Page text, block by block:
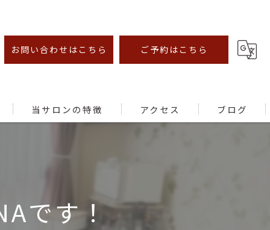
お問い合わせはこちら ご予約はこちら
当サロンの特徴
むくみ
アクセス ブログ
です！